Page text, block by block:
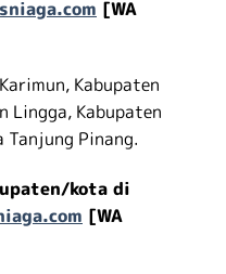
[WA
Kabupaten
Lingga, Kabupaten
Tanjung Pinang.
kota di
[WA